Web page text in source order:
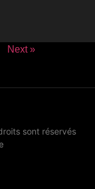
Next »
sont réservés